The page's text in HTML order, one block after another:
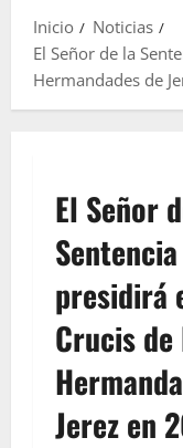
Inicio
Noticias
El Señor de la
Hermandades de
El Señor
Sentencia
presidirá
Crucis de
Jerez en